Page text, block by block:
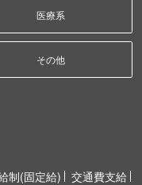
医療系
その他
制(固定給)
交通費支給